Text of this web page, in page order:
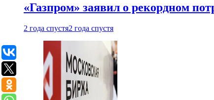
«Газпром» заявил о рекордном
2 года спустя2 года спустя